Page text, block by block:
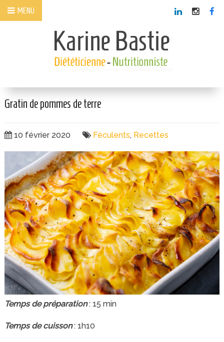
MENU
Gratin de pommes de terre
10 février 2020 Féculents, Recettes
Temps de préparation: 15 min
Temps de cuisson: 1h10
Panneau de gestion des cookies